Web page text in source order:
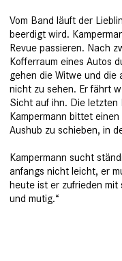
Vom Band läuft der
beerdigt wird.
Revue passieren. Nach
Kofferraum eines Autos
gehen die Witwe und die
nicht zu sehen. Er fährt
Sicht auf ihn. Die letzten
Kampermann bittet
Aushub zu schieben, in
Kampermann sucht
anfangs nicht leicht, er
heute ist er zufrieden mit
und mutig.“